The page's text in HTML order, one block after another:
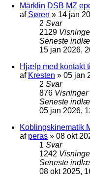
Märklin DSB MZ
af Søren » 14 jan
2 Svar
2129
Seneste
15 jan 2026,
Hjælp med kontakt
af Kresten » 05 jan
2 Svar
876 Visninger
Seneste
05 jan 2026,
Koblingskinematik
af peras » 08 okt
1 Svar
1242
Seneste
08 okt 2025,